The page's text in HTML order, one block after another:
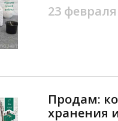
23 февраля
Продам:
хранения